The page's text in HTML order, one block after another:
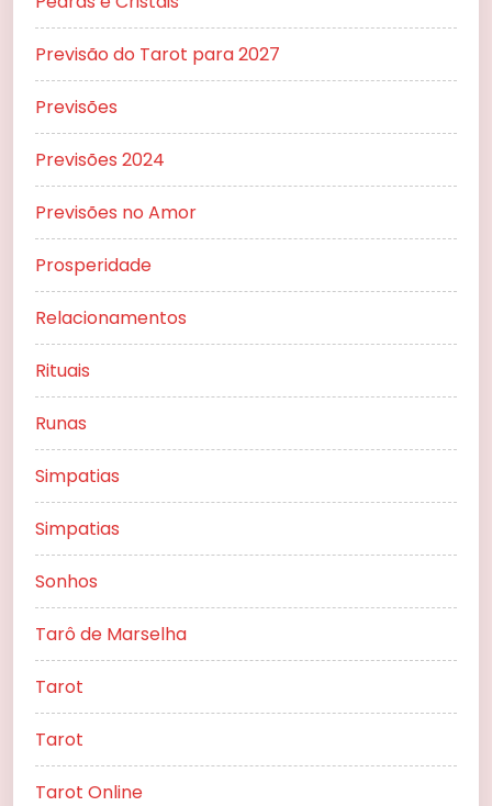
Previsão do Tarot para 2027
Previsões
Previsões 2024
Previsões no Amor
Prosperidade
Relacionamentos
Rituais
Runas
Simpatias
Simpatias
Sonhos
Tarô de Marselha
Tarot
Tarot
Tarot Online